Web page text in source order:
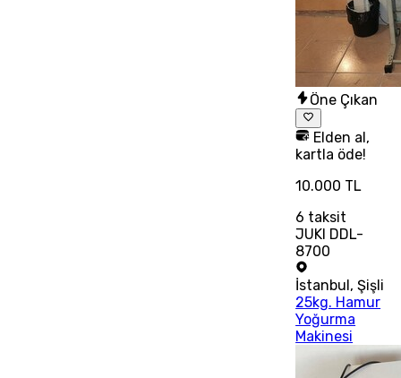
Öne Çıkan
Elden al,
kartla öde!
10.000 TL
6 taksit
JUKl DDL-
8700
İstanbul ,Şişli
25kg. Hamur
Yoğurma
Makinesi